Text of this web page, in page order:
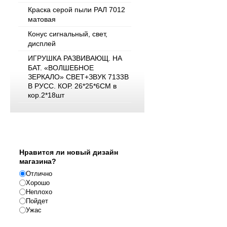
Краска серой пыли РАЛ 7012
матовая
Конус сигнальный, свет,
дисплей
ИГРУШКА РАЗВИВАЮЩ. НА
БАТ. «ВОЛШЕБНОЕ
ЗЕРКАЛО» СВЕТ+ЗВУК 7133B
В РУСС. КОР. 26*25*6СМ в
кор.2*18шт
Нравится ли новый дизайн
магазина?
Отлично
Хорошо
Неплохо
Пойдет
Ужас